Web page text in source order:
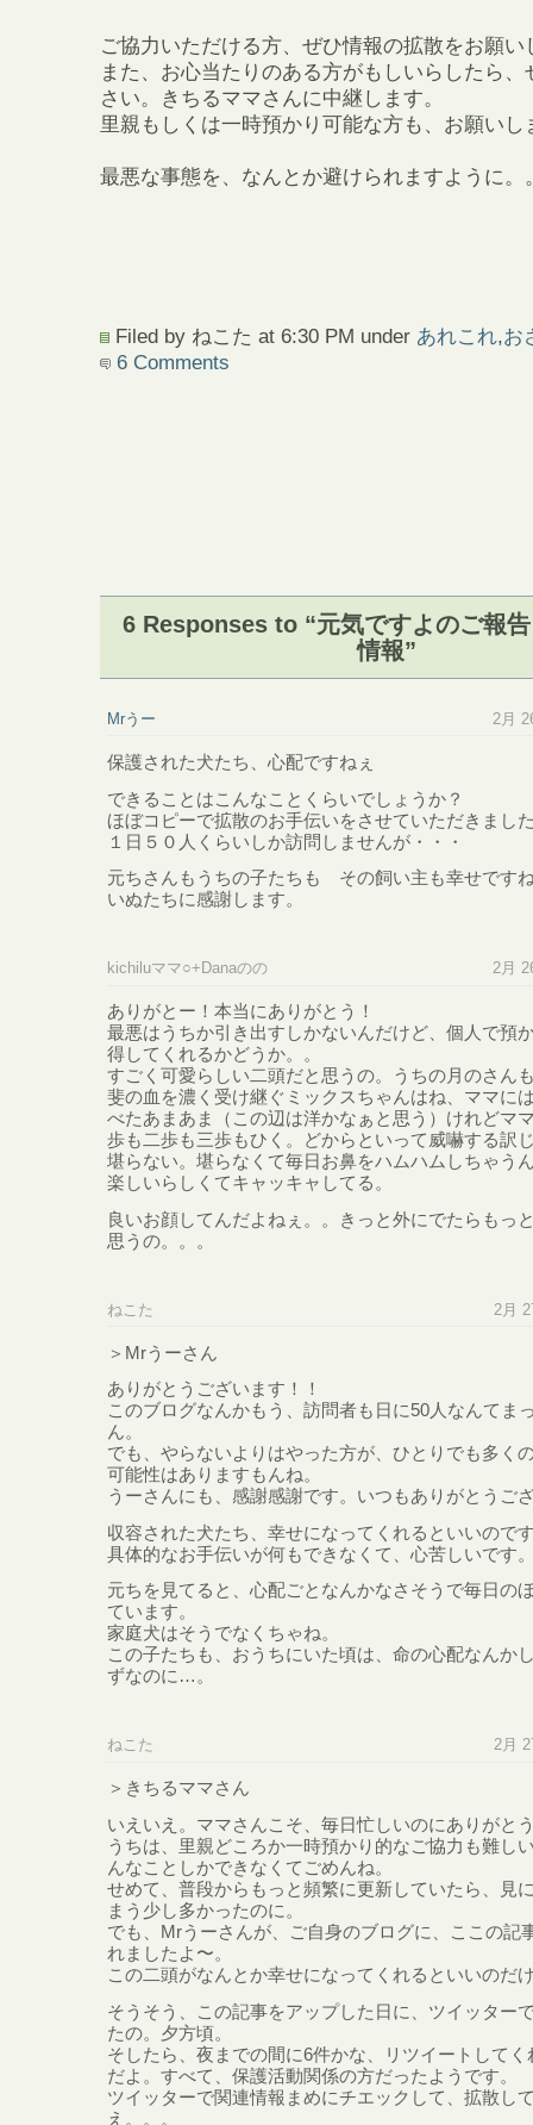
ご協力いただける方、ぜひ情報の拡散をお願い
また、お心当たりのある方がもしいらしたら、
さい。きちるママさんに中継します。
里親もしくは一時預かり可能な方も、お願いし
最悪な事態を、なんとか避けられますように。
Filed by ねこた at 6:30 PM under あれこれ,お
6 Comments
6 Responses to “元気ですよのご報
情報”
Mrうー 2月
保護された犬たち、心配ですねぇ
できることはこんなことくらいでしょうか？
ほぼコピーで拡散のお手伝いをさせていただきまし
１日５０人くらいしか訪問しませんが・・・
元ちさんもうちの子たちも その飼い主も幸せです
いぬたちに感謝します。
kichiluママ○+Danaのの 2月
ありがとー！本当にありがとう！
最悪はうちか引き出すしかないんだけど、個人で預
得してくれるかどうか。。
すごく可愛らしい二頭だと思うの。うちの月のさん
斐の血を濃く受け継ぐミックスちゃんはね、ママに
べたあまあま（この辺は洋かなぁと思う）けれどマ
歩も二歩も三歩もひく。どからといって威嚇する訳
堪らない。堪らなくて毎日お鼻をハムハムしちゃう
楽しいらしくてキャッキャしてる。
良いお顔してんだよねぇ。。きっと外にでたらもっ
思うの。。。
ねこた 2月
＞Mrうーさん
ありがとうございます！！
このブログなんかもう、訪問者も日に50人なんてま
ん。
でも、やらないよりはやった方が、ひとりでも多く
可能性はありますもんね。
うーさんにも、感謝感謝です。いつもありがとうご
収容された犬たち、幸せになってくれるといいので
具体的なお手伝いが何もできなくて、心苦しいです
元ちを見てると、心配ごとなんかなさそうで毎日の
ています。
家庭犬はそうでなくちゃね。
この子たちも、おうちにいた頃は、命の心配なんか
ずなのに…。
ねこた 2月
＞きちるママさん
いえいえ。ママさんこそ、毎日忙しいのにありがと
うちは、里親どころか一時預かり的なご協力も難し
んなことしかできなくてごめんね。
せめて、普段からもっと頻繁に更新していたら、見
まう少し多かったのに。
でも、Mrうーさんが、ご自身のブログに、ここの記
れましたよ〜。
この二頭がなんとか幸せになってくれるといいのだ
そうそう、この記事をアップした日に、ツイッター
たの。夕方頃。
そしたら、夜までの間に6件かな、リツイートして
だよ。すべて、保護活動関係の方だったようです。
ツイッターで関連情報まめにチエックして、拡散し
え。。。